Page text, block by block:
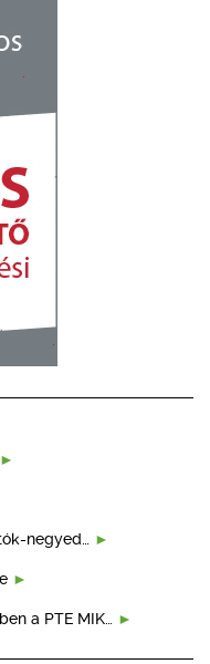
negyed…
a PTE MIK…